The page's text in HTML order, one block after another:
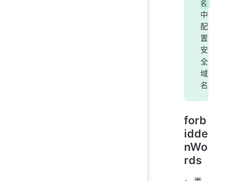
名
中
配
置
安
全
域
名
forb
idde
nWo
rds